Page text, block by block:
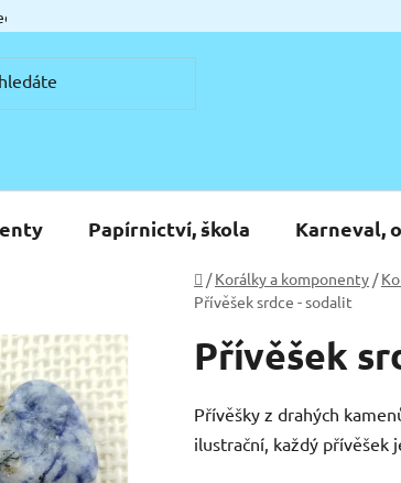
Papírnictví, škola Karneval,
Domů
/ Korálky a komponenty /
Přívěšek srdce - sodalit
Přívěšek
Přívěšky z drahých
ilustrační, každý přívěšek